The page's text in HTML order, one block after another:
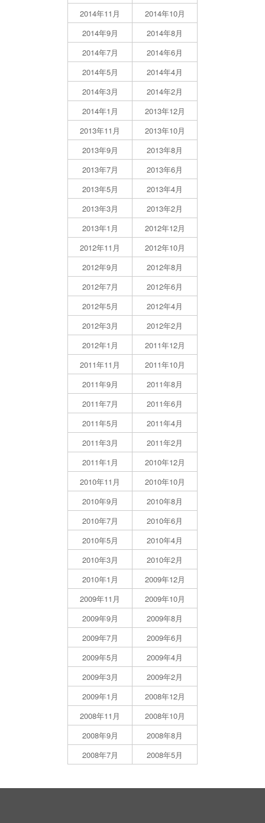
2014年11月
2014年10月
2014年9月
2014年8月
2014年7月
2014年6月
2014年5月
2014年4月
2014年3月
2014年2月
2014年1月
2013年12月
2013年11月
2013年10月
2013年9月
2013年8月
2013年7月
2013年6月
2013年5月
2013年4月
2013年3月
2013年2月
2013年1月
2012年12月
2012年11月
2012年10月
2012年9月
2012年8月
2012年7月
2012年6月
2012年5月
2012年4月
2012年3月
2012年2月
2012年1月
2011年12月
2011年11月
2011年10月
2011年9月
2011年8月
2011年7月
2011年6月
2011年5月
2011年4月
2011年3月
2011年2月
2011年1月
2010年12月
2010年11月
2010年10月
2010年9月
2010年8月
2010年7月
2010年6月
2010年5月
2010年4月
2010年3月
2010年2月
2010年1月
2009年12月
2009年11月
2009年10月
2009年9月
2009年8月
2009年7月
2009年6月
2009年5月
2009年4月
2009年3月
2009年2月
2009年1月
2008年12月
2008年11月
2008年10月
2008年9月
2008年8月
2008年7月
2008年5月